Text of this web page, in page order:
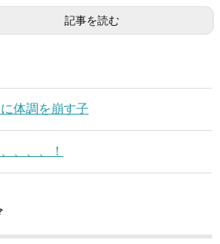
記事を読む
体調を崩す子
、、、！